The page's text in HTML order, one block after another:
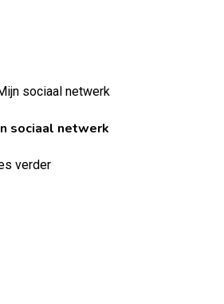
sociaal netwerk
verder